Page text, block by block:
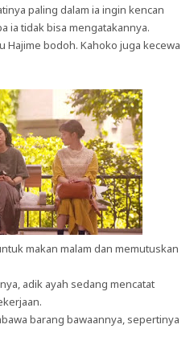
paling dalam ia ingin kencan
ia tidak bisa mengatakannya.
Hajime bodoh. Kahoko juga kecewa
makan malam dan memutuskan
adik ayah sedang mencatat
barang bawaannya, sepertinya